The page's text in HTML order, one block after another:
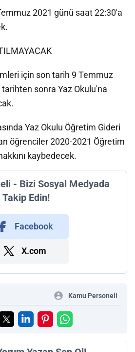
2021 günü saat 22:30'a
için son tarih 9 Temmuz
sonra Yaz Okulu'na
Yaz Okulu Öğretim Gideri
öğrenciler 2020-2021 Öğretim
kaybedecek.
- Bizi Sosyal Medyada
Takip Edin!
Facebook
X.com
Kamu Personeli